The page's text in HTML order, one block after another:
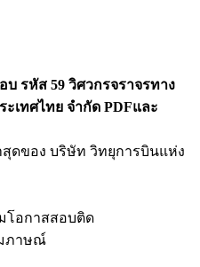
รหัส 59 วิศวกรจราจรทาง
เทศไทย จำกัด PDFและ
ดของ บริษัท วิทยุการบินแห่ง
โอกาสสอบติด
ภาษณ์